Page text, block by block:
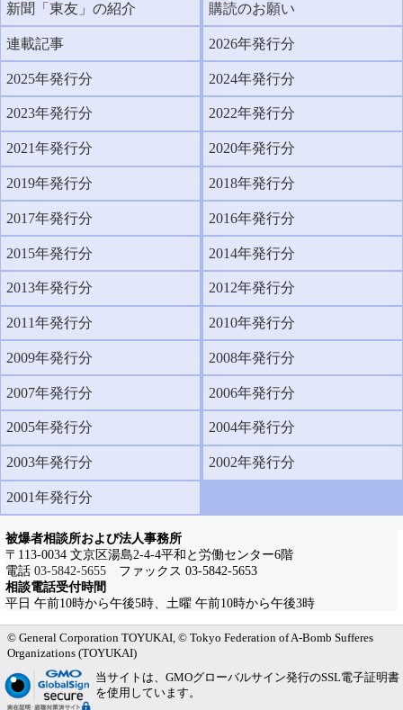
被爆者相談所および法人事務所
〒113-0034 文京区湯島2-4-4平和と労働センター6階
電話 03-5842-5655ファックス 03-5842-5653
相談電話受付時間
平日 午前10時から午後5時、土曜 午前10時から午後3時
新聞「東友」の紹介 購読のお願い
連載記事 2026年発行分
2025年発行分 2024年発行分
2023年発行分 2022年発行分
2021年発行分 2020年発行分
2019年発行分 2018年発行分
2017年発行分 2016年発行分
2015年発行分 2014年発行分
2013年発行分 2012年発行分
2011年発行分 2010年発行分
2009年発行分 2008年発行分
2007年発行分 2006年発行分
2005年発行分 2004年発行分
2003年発行分 2002年発行分
2001年発行分
メインメニューへ
サブメニューへ
現在地ナビ（パンくずリスト）へ
本文の冒頭へ
ページの先頭へ
© General Corporation TOYUKAI, © Tokyo Federation of A-Bomb Sufferes
Organizations (TOYUKAI)
当サイトは、GMOグローバルサイン発行のSSL電子証明書
を使用しています。